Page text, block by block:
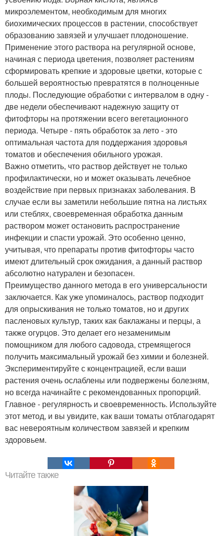
микроэлементом, необходимым для многих
биохимических процессов в растении, способствует
образованию завязей и улучшает плодоношение.
Применение этого раствора на регулярной основе,
начиная с периода цветения, позволяет растениям
сформировать крепкие и здоровые цветки, которые с
большей вероятностью превратятся в полноценные
плоды. Последующие обработки с интервалом в одну -
две недели обеспечивают надежную защиту от
фитофторы на протяжении всего вегетационного
периода. Четыре - пять обработок за лето - это
оптимальная частота для поддержания здоровья
томатов и обеспечения обильного урожая.
Важно отметить, что раствор действует не только
профилактически, но и может оказывать лечебное
воздействие при первых признаках заболевания. В
случае если вы заметили небольшие пятна на листьях
или стеблях, своевременная обработка данным
раствором может остановить распространение
инфекции и спасти урожай. Это особенно ценно,
учитывая, что препараты против фитофторы часто
имеют длительный срок ожидания, а данный раствор
абсолютно натурален и безопасен.
Преимущество данного метода в его универсальности
заключается. Как уже упоминалось, раствор подходит
для опрыскивания не только томатов, но и других
пасленовых культур, таких как баклажаны и перцы, а
также огурцов. Это делает его незаменимым
помощником для любого садовода, стремящегося
получить максимальный урожай без химии и болезней.
Экспериментируйте с концентрацией, если ваши
растения очень ослаблены или подвержены болезням,
но всегда начинайте с рекомендованных пропорций.
Главное - регулярность и своевременность. Используйте
этот метод, и вы увидите, как ваши томаты отблагодарят
вас невероятным количеством завязей и крепким
здоровьем.
Читайте также